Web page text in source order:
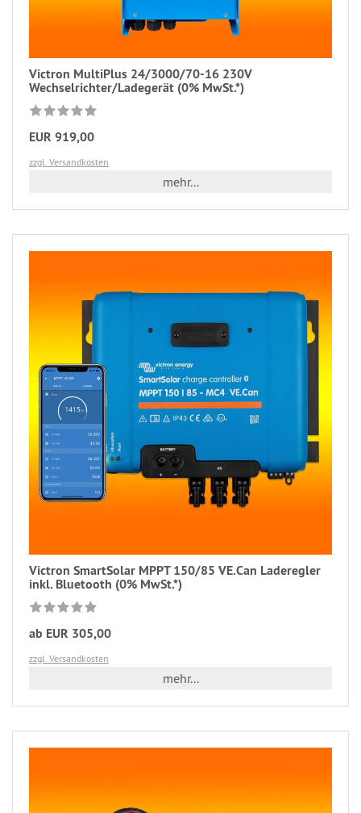
Victron MultiPlus 24/3000/70-16 230V
Wechselrichter/Ladegerät (0% MwSt.*)
EUR 919,00
zzgl. Versandkosten
mehr...
Victron SmartSolar MPPT 150/85 VE.Can Laderegler
inkl. Bluetooth (0% MwSt.*)
ab EUR 305,00
zzgl. Versandkosten
mehr...